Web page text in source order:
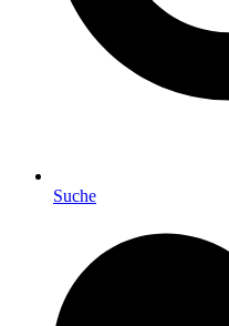
Suche